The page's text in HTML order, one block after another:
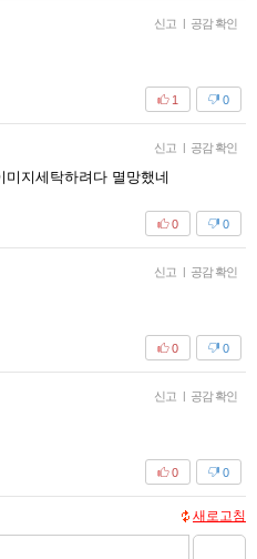
신고 | 공감 확인
0
1
신고 | 공감 확인
지세탁하려다 멸망했네
0
0
신고 | 공감 확인
0
0
신고 | 공감 확인
0
0
새로고침